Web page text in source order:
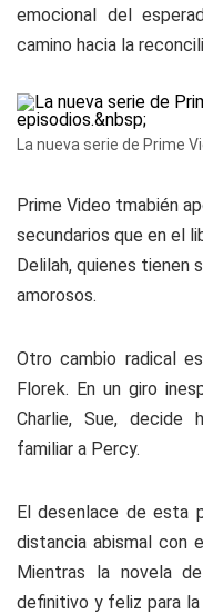
emocional del
camino hacia la
La nueva serie de Prime
Prime Video tmabién
secundarios que en el
Delilah, quienes tienen
amorosos.
Otro cambio radical
Florek. En un giro
Charlie, Sue, decide
familiar a Percy.
El desenlace de esta
distancia abismal con
Mientras la novela
definitivo y feliz para la